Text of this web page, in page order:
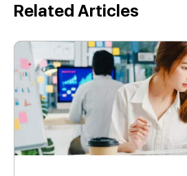
Related Articles